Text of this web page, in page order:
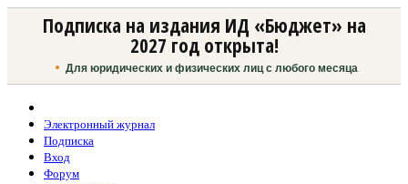
Подписка на издания ИД «Бюджет» на
2027 год открыта!
Для юридических и физических лиц с любого месяца
Электронный журнал
Подписка
Вход
Форум